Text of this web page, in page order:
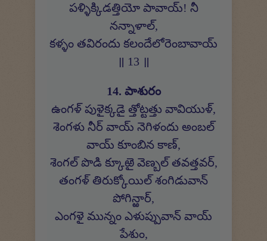
పళ్ళిక్కిడత్తియో పావాయ్! నీ
నన్నాళాల్,
కళ్ళం తవిరందు కలందేలోరెంబావాయ్
॥ 13 ॥
14. పాశురం
ఉంగళ్ పుళైక్కడై త్తోట్టత్తు వావియుళ్,
శెంగళు నీర్ వాయ్ నెగిళందు అంబల్
వాయ్ కూంబిన కాణ్,
శెంగల్ పొడి క్కూఱై వెణ్బల్ తవత్తవర్,
తంగళ్ తిరుక్కోయిల్ శంగిడువాన్
పోగిన్ఱార్,
ఎంగళై మున్నం ఎళుప్పువాన్ వాయ్
పేశుం,